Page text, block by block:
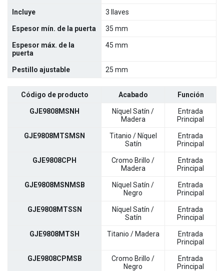
Incluye 3 llaves
Espesor mín. de la puerta 35 mm
Espesor máx. de la
puerta
45 mm
Pestillo ajustable 25 mm
Código de producto Acabado Función
GJE9808MSNH
Níquel Satín /
Madera
Entrada
Principal
GJE9808MTSMSN
Titanio / Níquel
Satín
Entrada
Principal
GJE9808CPH
Cromo Brillo /
Madera
Entrada
Principal
GJE9808MSNMSB
Níquel Satín /
Negro
Entrada
Principal
GJE9808MTSSN
Níquel Satín /
Satín
Entrada
Principal
GJE9808MTSH Titanio / Madera
Entrada
Principal
GJE9808CPMSB
Cromo Brillo /
Negro
Entrada
Principal